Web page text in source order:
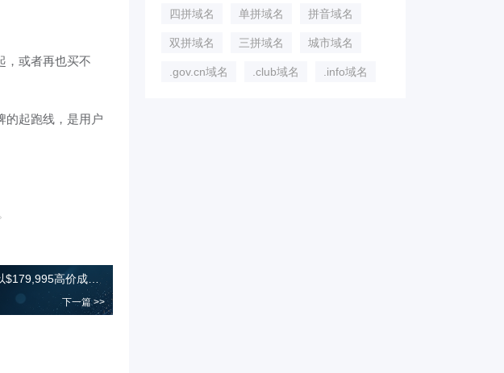
，或者再也买不
的起跑线，是用户
10年涨幅超200倍！Thunder.io以$179,995高价成交！
下一篇 >>
四拼域名 单拼域名 拼音域名
双拼域名 三拼域名 城市域名
.gov.cn域名 .club域名 .info域名